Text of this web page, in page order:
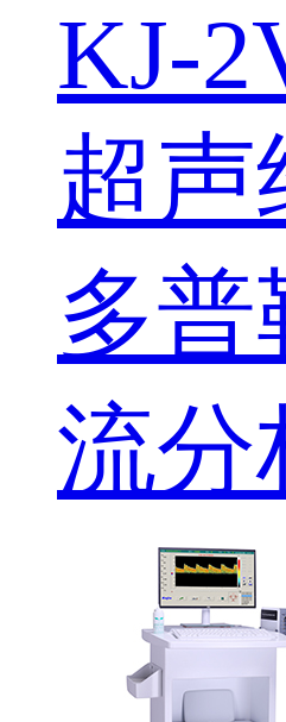
KJ-
超声
多普
流分